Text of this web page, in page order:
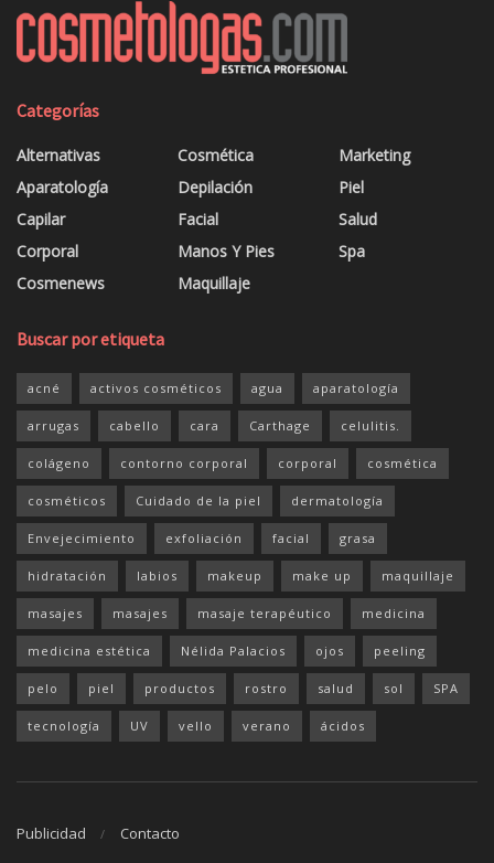
Categorías
Alternativas
Aparatología
Capilar
Corporal
Cosmenews
Cosmética
Depilación
Facial
Manos Y Pies
Maquillaje
Marketing
Piel
Salud
Spa
Buscar por etiqueta
acné activos cosméticos agua aparatología
arrugas cabello cara Carthage celulitis.
colágeno contorno corporal corporal cosmética
cosméticos Cuidado de la piel dermatología
Envejecimiento exfoliación facial grasa
hidratación labios makeup make up maquillaje
masajes masajes masaje terapéutico medicina
medicina estética Nélida Palacios ojos peeling
pelo piel productos rostro salud sol SPA
tecnología UV vello verano ácidos
Publicidad Contacto